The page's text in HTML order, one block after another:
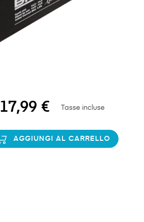
17,99 € Tasse incluse
AGGIUNGI AL CARRELLO